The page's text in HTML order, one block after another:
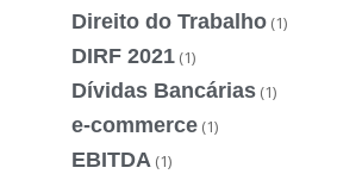
Direito do Trabalho (1)
DIRF 2021 (1)
Dívidas Bancárias (1)
e-commerce (1)
EBITDA (1)